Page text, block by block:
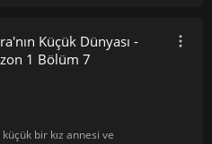
Küçük Dünyası -
1 Bölüm 7
bir kız annesi ve